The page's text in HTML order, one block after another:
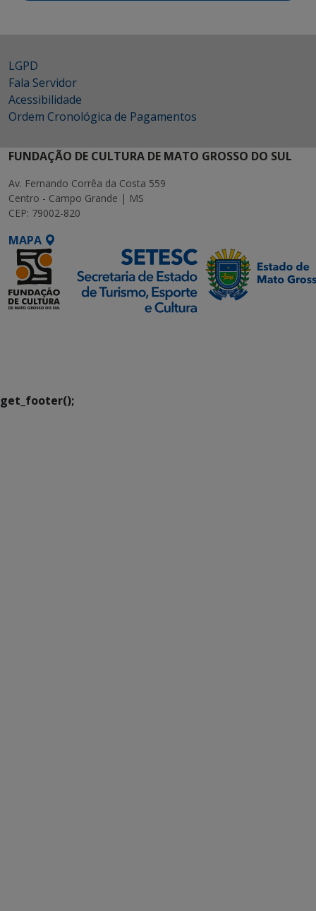
LGPD
Fala Servidor
Acessibilidade
Ordem Cronológica de Pagamentos
FUNDAÇÃO DE CULTURA DE MATO GROSSO DO SUL
Av. Fernando Corrêa da Costa 559
Centro - Campo Grande | MS
CEP: 79002-820
MAPA
get_footer();